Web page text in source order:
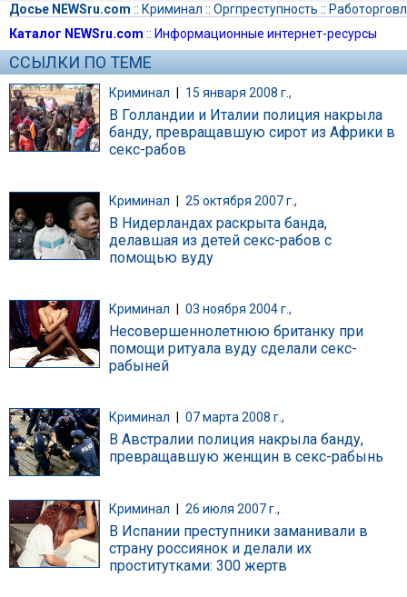
Досье NEWSru.com :: Криминал :: Оргпреступность ::
Каталог NEWSru.com :: Информационные интернет-ресурсы
ССЫЛКИ ПО ТЕМЕ
Криминал | 15 января 2008 г.,
В Голландии и Италии полиция накрыла
банду, превращавшую сирот из Африки в
секс-рабов
Криминал 25 октября 2007 г.,
В Нидерландах раскрыта банда,
делавшая из детей секс-рабов с
помощью вуду
Криминал 03 ноября 2004 г.,
Несовершеннолетнюю британку при
помощи ритуала вуду сделали секс-
рабыней
Криминал 07 марта 2008 г.,
В Австралии полиция накрыла банду,
превращавшую женщин в секс-рабынь
Криминал | 26 июля 2007 г.,
В Испании преступники заманивали в
страну россиянок и делали их
проститутками: 300 жертв